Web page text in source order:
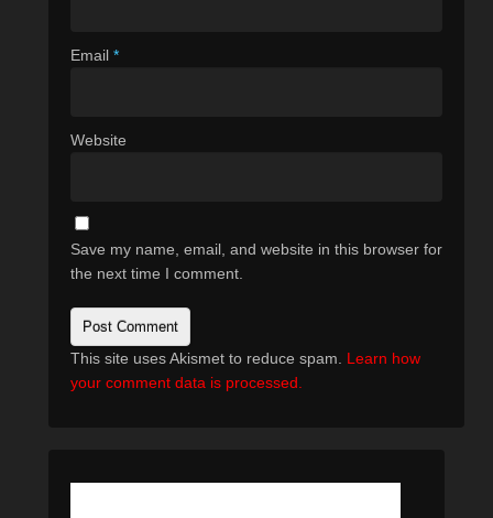
Email *
Website
Save my name, email, and website in this browser for
the next time I comment.
This site uses Akismet to reduce spam. Learn how
your comment data is processed.